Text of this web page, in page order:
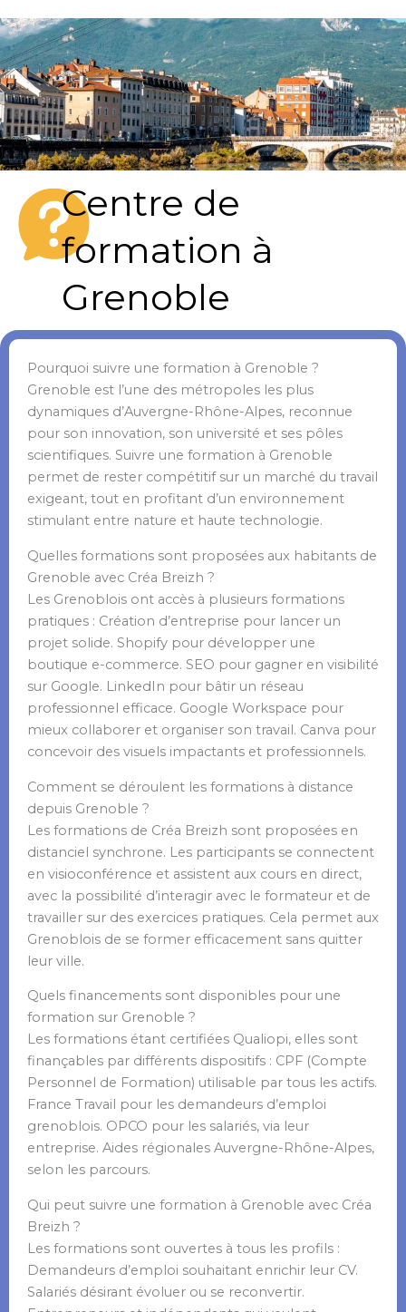
Centre de
formation à
Grenoble
Pourquoi suivre une formation à Grenoble ?
Grenoble est l’une des métropoles les plus
dynamiques d’Auvergne-Rhône-Alpes, reconnue
pour son innovation, son université et ses pôles
scientifiques. Suivre une formation à Grenoble
permet de rester compétitif sur un marché du travail
exigeant, tout en profitant d’un environnement
stimulant entre nature et haute technologie.
Quelles formations sont proposées aux habitants de
Grenoble avec Créa Breizh ?
Les Grenoblois ont accès à plusieurs formations
pratiques : Création d’entreprise pour lancer un
projet solide. Shopify pour développer une
boutique e-commerce. SEO pour gagner en visibilité
sur Google. LinkedIn pour bâtir un réseau
professionnel efficace. Google Workspace pour
mieux collaborer et organiser son travail. Canva pour
concevoir des visuels impactants et professionnels.
Comment se déroulent les formations à distance
depuis Grenoble ?
Les formations de Créa Breizh sont proposées en
distanciel synchrone. Les participants se connectent
en visioconférence et assistent aux cours en direct,
avec la possibilité d’interagir avec le formateur et de
travailler sur des exercices pratiques. Cela permet aux
Grenoblois de se former efficacement sans quitter
leur ville.
Quels financements sont disponibles pour une
formation sur Grenoble ?
Les formations étant certifiées Qualiopi, elles sont
finançables par différents dispositifs : CPF (Compte
Personnel de Formation) utilisable par tous les actifs.
France Travail pour les demandeurs d’emploi
grenoblois. OPCO pour les salariés, via leur
entreprise. Aides régionales Auvergne-Rhône-Alpes,
selon les parcours.
Qui peut suivre une formation à Grenoble avec Créa
Breizh ?
Les formations sont ouvertes à tous les profils :
Demandeurs d’emploi souhaitant enrichir leur CV.
Salariés désirant évoluer ou se reconvertir.